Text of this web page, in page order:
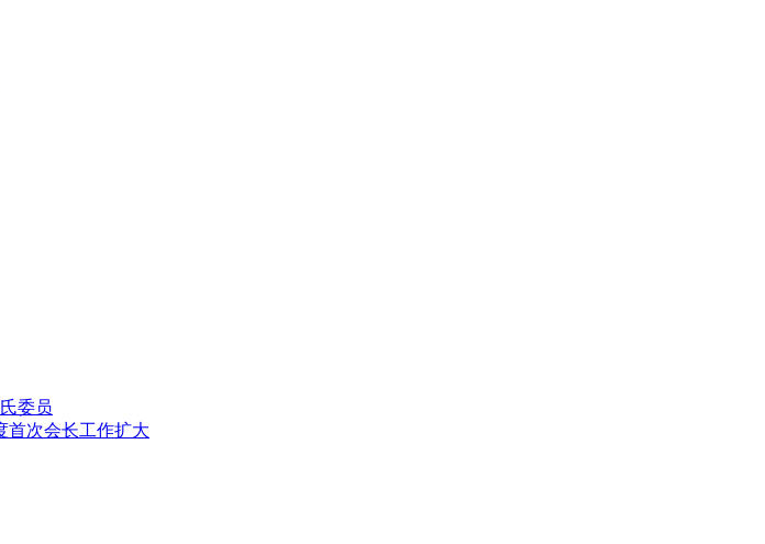
委员
首次会长工作扩大